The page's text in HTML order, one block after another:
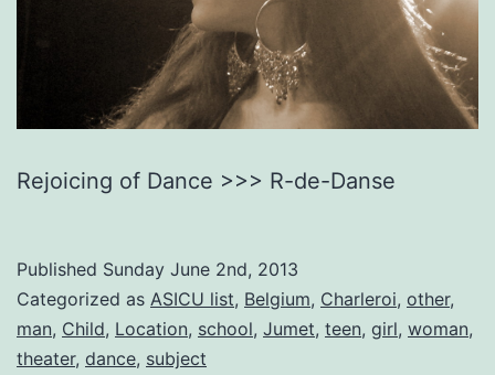
Rejoicing of Dance >>> R-de-Danse
Published Sunday June 2nd, 2013
Categorized as ASICU list, Belgium, Charleroi, other,
man, Child, Location, school, Jumet, teen, girl, woman,
theater, dance, subject